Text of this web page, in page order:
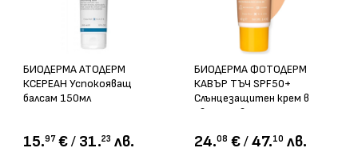
БИОДЕРМА АТОДЕРМ
КСЕРЕАН Успокояващ
балсам 150мл
15.97 € / 31.23 лв.
БИОДЕРМА ФОТОДЕРМ
КАВЪР ТЪЧ SPF50+
Слънцезащитен крем в
светъл цвят 40гр
24.08 € / 47.10 лв.